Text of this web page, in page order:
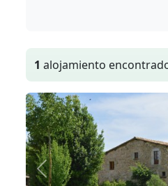
1 alojamiento
Anterior